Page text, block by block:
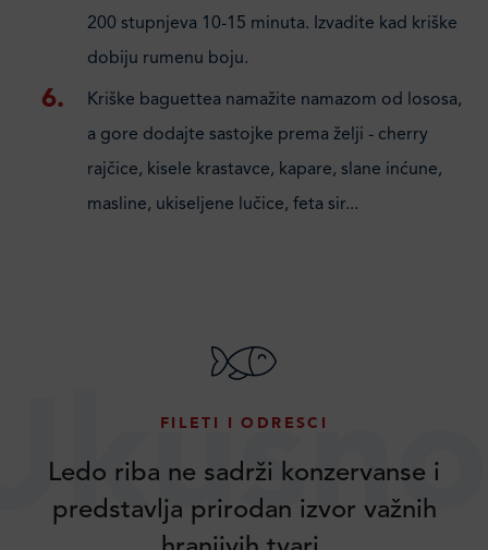
200 stupnjeva 10-15 minuta. Izvadite kad kriške
dobiju rumenu boju.
Kriške baguettea namažite namazom od lososa,
a gore dodajte sastojke prema želji - cherry
rajčice, kisele krastavce, kapare, slane inćune,
masline, ukiseljene lučice, feta sir...
FILETI I ODRESCI
Ledo riba ne sadrži konzervanse i
predstavlja prirodan izvor važnih